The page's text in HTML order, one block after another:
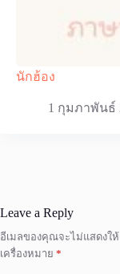
นักฮ้อง
1 กุมภาพันธ์
Leave a Reply
อีเมลของคุณจะไม่แสดงใ
เครื่องหมาย *